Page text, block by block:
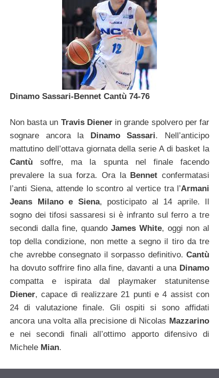
Dinamo Sassari-Bennet Cantù 74-76
Non basta un Travis Diener in grande spolvero per far
sognare ancora la Dinamo Sassari. Nell’anticipo
mattutino dell’ottava giornata della serie A di basket la
Cantùsoffre, ma la spunta nel finale facendo
prevalere la sua forza. Ora la Bennetconfermatasi
l’anti Siena, attende lo scontro al vertice tra l’Armani
Jeans Milano e Siena, posticipato al 14 aprile. Il
sogno dei tifosi sassaresi si è infranto sul ferro a tre
secondi dalla fine, quando James White, oggi non al
top della condizione, non mette a segno il tiro da tre
che avrebbe consegnato il sorpasso definitivo. Cantù
ha dovuto soffrire fino alla fine, davanti a una Dinamo
compatta e ispirata dal playmaker statunitense
Diener, capace di realizzare 21 punti e 4 assist con
24 di valutazione finale. Gli ospiti si sono affidati
ancora una volta alla precisione di Nicolas Mazzarino
e nei secondi finali all’ottimo apporto difensivo di
Michele Mian.